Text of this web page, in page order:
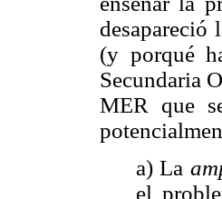
desapareció
(y porqué
Secundaria
MER que
a) La
el